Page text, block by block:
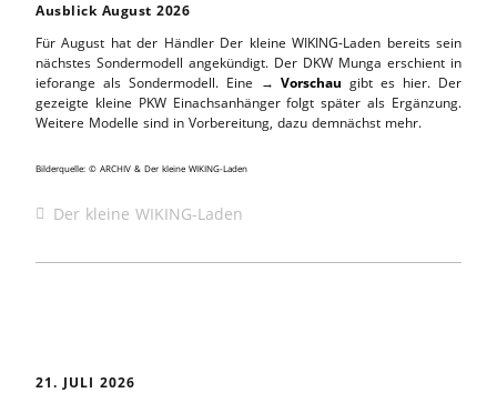
Ausblick August 2026
Für August hat der Händler Der kleine WIKING-Laden bereits sein
nächstes Sondermodell angekündigt. Der DKW Munga erschient in
ieforange als Sondermodell. Eine →Vorschau gibt es hier. Der
gezeigte kleine PKW Einachsanhänger folgt später als Ergänzung.
Weitere Modelle sind in Vorbereitung, dazu demnächst mehr.
Bilderquelle: © ARCHIV & Der kleine WIKING-Laden
Der kleine WIKING-Laden
21. JULI 2026